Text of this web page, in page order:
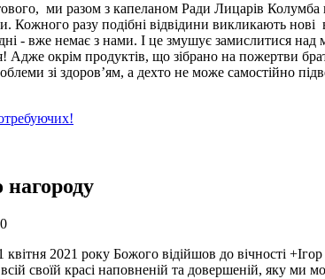
ми разом з капеланом Ради Лицарів Колумба
Кожного разу подібні відвідини викликають нові
- вже немає з нами. І це змушує замислитися над
Адже окрім продуктів, що зібрано на пожертви
зі здоров’ям, а дехто не може самостійно
нагороду
квітня 2021 року Божого відійшов до вічності
своїй красі наповненій та довершеній, яку ми